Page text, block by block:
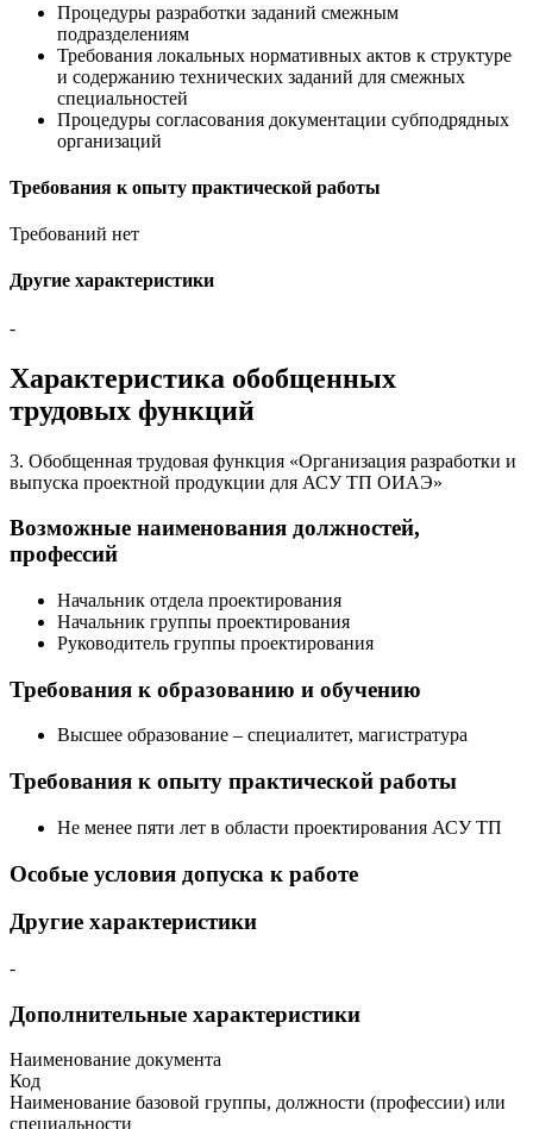
Процедуры разработки заданий смежным
подразделениям
Требования локальных нормативных актов к структуре
и содержанию технических заданий для смежных
специальностей
Процедуры согласования документации субподрядных
организаций
Требования к опыту практической работы
Требований нет
Другие характеристики
-
Характеристика обобщенных
трудовых функций
3. Обобщенная трудовая функция «Организация разработки и
выпуска проектной продукции для АСУ ТП ОИАЭ»
Возможные наименования должностей,
профессий
Начальник отдела проектирования
Начальник группы проектирования
Руководитель группы проектирования
Требования к образованию и обучению
Высшее образование – специалитет, магистратура
Требования к опыту практической работы
Не менее пяти лет в области проектирования АСУ ТП
Особые условия допуска к работе
Другие характеристики
-
Дополнительные характеристики
Наименование документа
Код
Наименование базовой группы, должности (профессии) или
специальности